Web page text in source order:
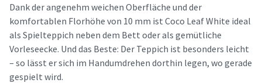
Dank der angenehm weichen Oberfläche und der
komfortablen Florhöhe von 10 mm ist Coco Leaf White ideal
als Spielteppich neben dem Bett oder als gemütliche
Vorleseecke. Und das Beste: Der Teppich ist besonders leicht
– so lässt er sich im Handumdrehen dorthin legen, wo gerade
gespielt wird.